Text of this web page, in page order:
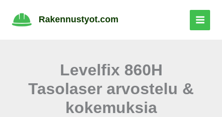
sisältöön
Rakennustyot.com
Levelfix 860H
Tasolaser arvostelu &
kokemuksia